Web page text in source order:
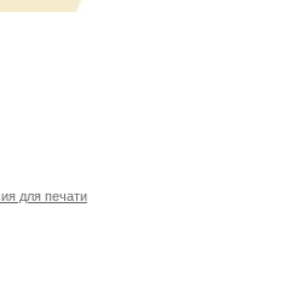
для печати